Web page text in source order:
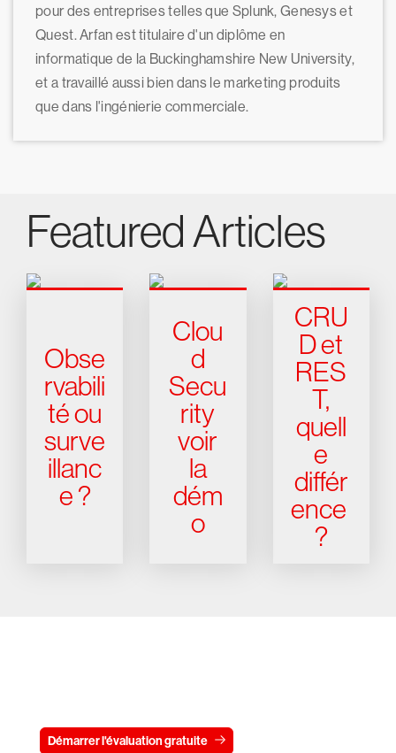
pour des entreprises telles que Splunk, Genesys et
Quest. Arfan est titulaire d'un diplôme en
informatique de la Buckinghamshire New University,
et a travaillé aussi bien dans le marketing produits
que dans l'ingénierie commerciale.
Featured Articles
Obse
rvabili
té ou
surve
illanc
e ?
Clou
d
Secu
rity
voir
la
dém
o
CRU
D et
RES
T,
quell
e
différ
ence
?
Démarrer l'évaluation gratuite